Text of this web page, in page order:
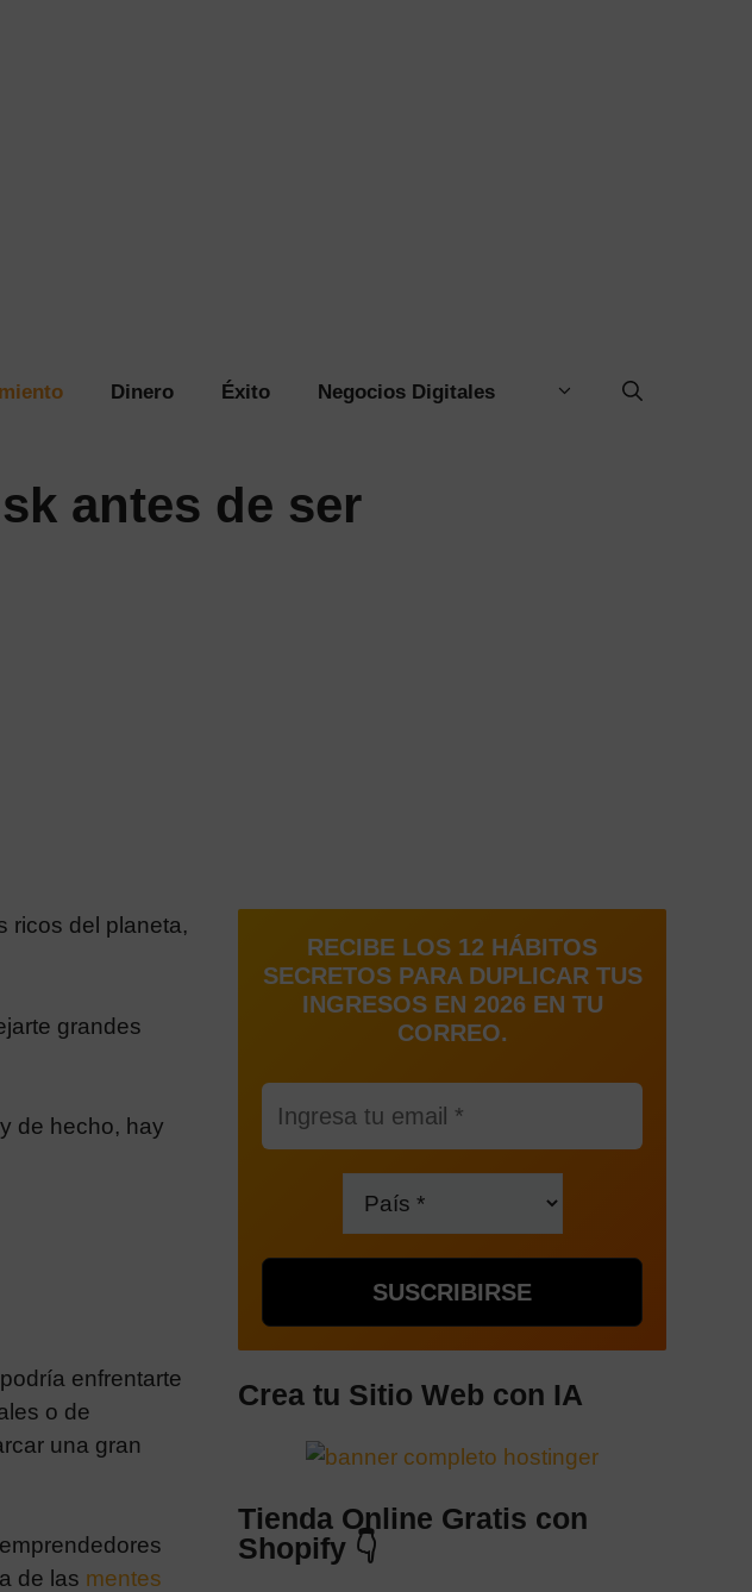
Dinero Éxito Negocios Digitales
antes de ser
ricos del planeta,
grandes
de hecho, hay
enfrentarte
o de
una gran
de las mentes
RECIBE LOS 12 HÁBITOS
SECRETOS PARA DUPLICAR TUS
INGRESOS EN 2026 EN TU
CORREO.
Crea tu Sitio Web con IA
Tienda Online Gratis con
Shopify 👇